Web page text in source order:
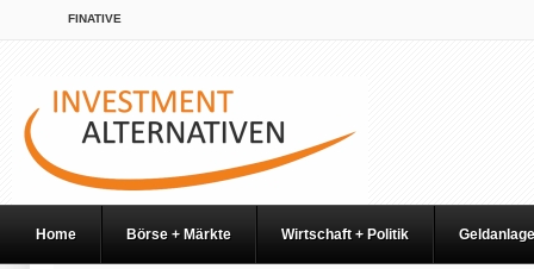
FINATIVE
Home Börse + Märkte Wirtschaft + Politik Geldanlage